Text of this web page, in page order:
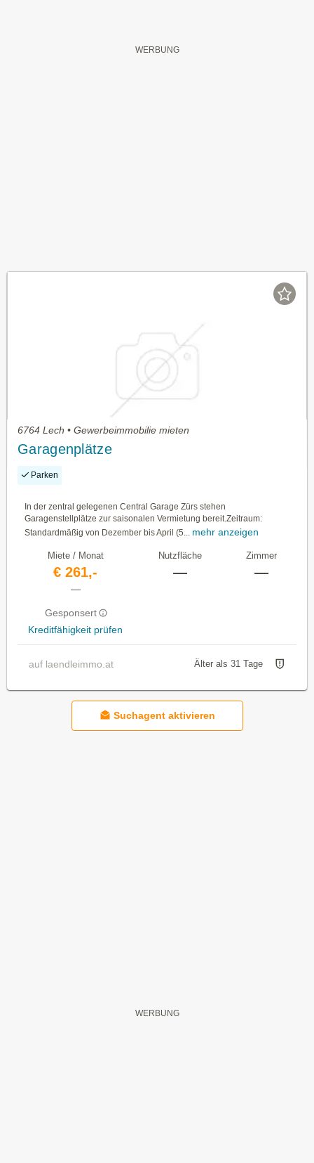
6764 Lech • Gewerbeimmobilie mieten
Garagenplätze
Parken
In der zentral gelegenen Central Garage Zürs stehen
Garagenstellplätze zur saisonalen Vermietung bereit.Zeitraum:
Standardmäßig von Dezember bis April (5... mehr anzeigen
Miete / Monat
€ 261,-
—
Gesponsert
Kreditfähigkeit prüfen
Nutzfläche
—
Zimmer
—
auf laendleimmo.at Älter als 31 Tage
Suchagent aktivieren